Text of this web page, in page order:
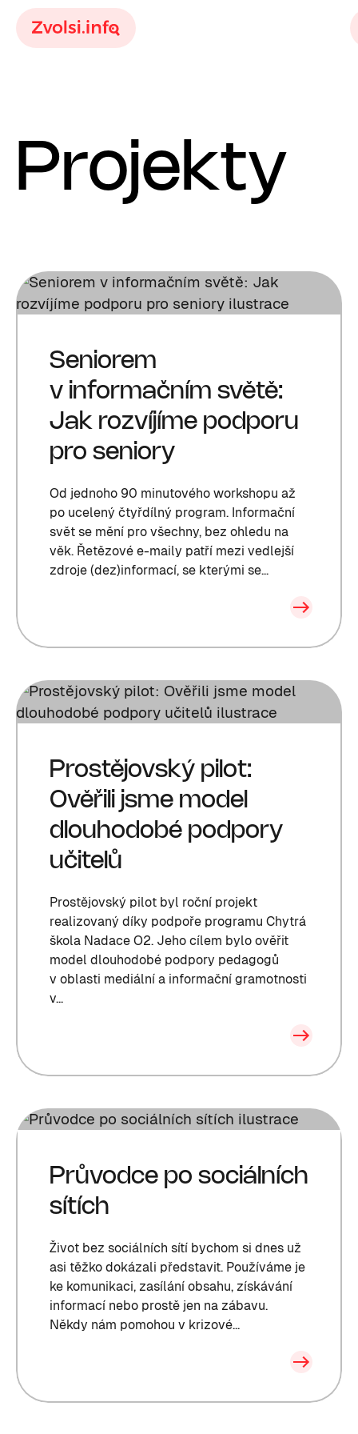
Projekty
Seniorem
v informačním světě:
Jak rozvíjíme podporu
pro seniory
Od jednoho 90 minutového workshopu až
po ucelený čtyřdílný program. Informační
svět se mění pro všechny, bez ohledu na
věk. Řetězové e-maily patří mezi vedlejší
zdroje (dez)informací, se kterými se...
Prostějovský pilot:
Ověřili jsme model
dlouhodobé podpory
učitelů
Prostějovský pilot byl roční projekt
realizovaný díky podpoře programu Chytrá
škola Nadace O2. Jeho cílem bylo ověřit
model dlouhodobé podpory pedagogů
v oblasti mediální a informační gramotnosti
v...
Průvodce po sociálních
sítích
Život bez sociálních sítí bychom si dnes už
asi těžko dokázali představit. Používáme je
ke komunikaci, zasílání obsahu, získávání
informací nebo prostě jen na zábavu.
Někdy nám pomohou v krizové...